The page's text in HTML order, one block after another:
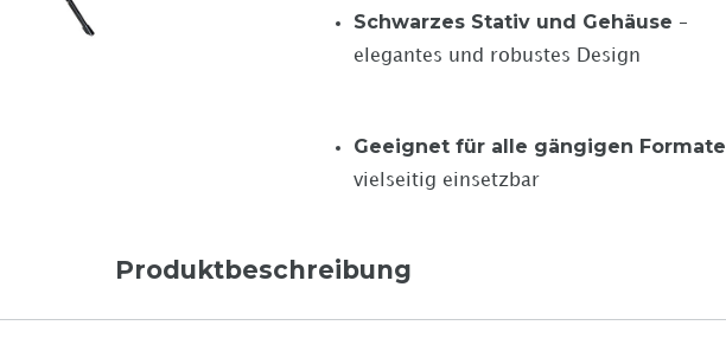
Schwarzes Stativ und Gehäuse –
elegantes und robustes Design
Geeignet für alle gängigen Formate
vielseitig einsetzbar
Produktbeschreibung